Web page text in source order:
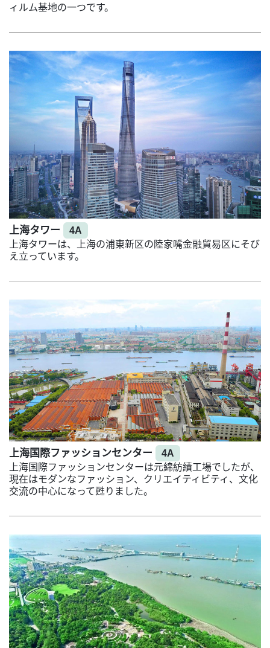
ィルム基地の一つです。
上海タワー
4A
上海タワーは、上海の浦東新区の陸家嘴金融貿易区にそび
え立っています。
上海国際ファッションセンター
4A
上海国際ファッションセンターは元綿紡績工場でしたが、
現在はモダンなファッション、クリエイティビティ、文化
交流の中心になって甦りました。